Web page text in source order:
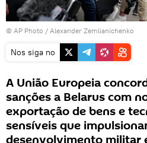
© AP Photo / Alexander Zemlianichenko
Nos siga no
A União Europeia
sanções a Belarus com
exportação de bens e
sensíveis que